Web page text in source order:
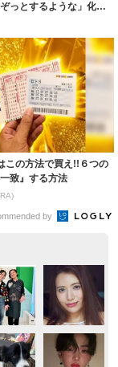
っとするような」化け
この方法で買え!!６つの
致』する方法
by